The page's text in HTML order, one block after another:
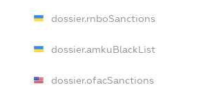
dossier.rnboSanctions
dossier.amkuBlackList
dossier.ofacSanctions